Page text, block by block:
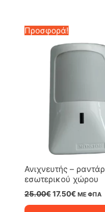
Προσφορά!
Ανιχνευτής – ραντάρ
εσωτερικού χώρου
25.00€ Original
17.50€ΗΜΕ ΦΠΑ